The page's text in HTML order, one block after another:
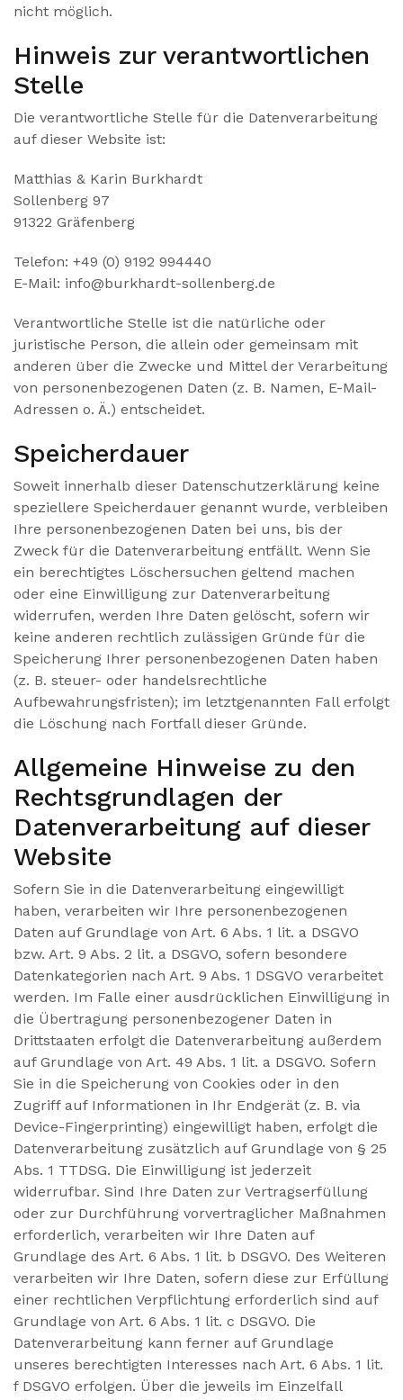
nicht möglich.
Hinweis zur verantwortlichen
Stelle
Die verantwortliche Stelle für die Datenverarbeitung
auf dieser Website ist:
Matthias & Karin Burkhardt
Sollenberg 97
91322 Gräfenberg
Telefon: +49 (0) 9192 994440
E-Mail: info@burkhardt-sollenberg.de
Verantwortliche Stelle ist die natürliche oder
juristische Person, die allein oder gemeinsam mit
anderen über die Zwecke und Mittel der Verarbeitung
von personenbezogenen Daten (z. B. Namen, E-Mail-
Adressen o. Ä.) entscheidet.
Speicherdauer
Soweit innerhalb dieser Datenschutzerklärung keine
speziellere Speicherdauer genannt wurde, verbleiben
Ihre personenbezogenen Daten bei uns, bis der
Zweck für die Datenverarbeitung entfällt. Wenn Sie
ein berechtigtes Löschersuchen geltend machen
oder eine Einwilligung zur Datenverarbeitung
widerrufen, werden Ihre Daten gelöscht, sofern wir
keine anderen rechtlich zulässigen Gründe für die
Speicherung Ihrer personenbezogenen Daten haben
(z. B. steuer- oder handelsrechtliche
Aufbewahrungsfristen); im letztgenannten Fall erfolgt
die Löschung nach Fortfall dieser Gründe.
Allgemeine Hinweise zu den
Rechtsgrundlagen der
Datenverarbeitung auf dieser
Website
Sofern Sie in die Datenverarbeitung eingewilligt
haben, verarbeiten wir Ihre personenbezogenen
Daten auf Grundlage von Art. 6 Abs. 1 lit. a DSGVO
bzw. Art. 9 Abs. 2 lit. a DSGVO, sofern besondere
Datenkategorien nach Art. 9 Abs. 1 DSGVO verarbeitet
werden. Im Falle einer ausdrücklichen Einwilligung in
die Übertragung personenbezogener Daten in
Drittstaaten erfolgt die Datenverarbeitung außerdem
auf Grundlage von Art. 49 Abs. 1 lit. a DSGVO. Sofern
Sie in die Speicherung von Cookies oder in den
Zugriff auf Informationen in Ihr Endgerät (z. B. via
Device-Fingerprinting) eingewilligt haben, erfolgt die
Datenverarbeitung zusätzlich auf Grundlage von § 25
Abs. 1 TTDSG. Die Einwilligung ist jederzeit
widerrufbar. Sind Ihre Daten zur Vertragserfüllung
oder zur Durchführung vorvertraglicher Maßnahmen
erforderlich, verarbeiten wir Ihre Daten auf
Grundlage des Art. 6 Abs. 1 lit. b DSGVO. Des Weiteren
verarbeiten wir Ihre Daten, sofern diese zur Erfüllung
einer rechtlichen Verpflichtung erforderlich sind auf
Grundlage von Art. 6 Abs. 1 lit. c DSGVO. Die
Datenverarbeitung kann ferner auf Grundlage
unseres berechtigten Interesses nach Art. 6 Abs. 1 lit.
f DSGVO erfolgen. Über die jeweils im Einzelfall